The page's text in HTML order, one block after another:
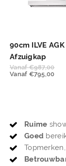
90cm ILVE AGK
Afzuigkap
Vanaf€987,00
Vanaf €795,00
Ruime
Goed